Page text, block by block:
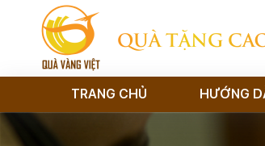
QUÀ TẶNG
TRANG CHỦ HƯỚNG